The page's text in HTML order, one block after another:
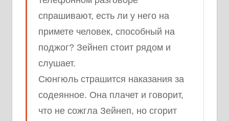
спрашивают, есть ли у него на
примете человек, способный на
поджог? Зейнеп стоит рядом и
слушает.
Сюнгюль страшится наказания за
содеянное. Она плачет и говорит,
что не сожгла Зейнеп, но сгорит